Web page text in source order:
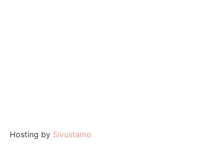
Hosting by Sivustamo